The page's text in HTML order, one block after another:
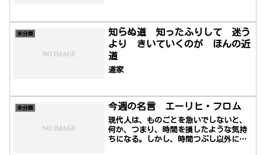
未分類
知らぬ道 知ったふりして 迷う
より きいていくのが ほんの近
道
道家
未分類 今週の名言 エーリヒ・フロム
現代人は、ものごとを急いでしないと、
何か、つまり、時間を損したような気持
ちになる。しかし、時間つぶし以外に